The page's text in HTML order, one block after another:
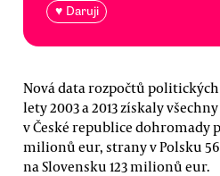
♥ Daruji
Nová data rozpočtů
lety 2003 a 2013 získaly
v České republice dohromady
milionů eur, strany v Polsku
na Slovensku 123 milionů eur.